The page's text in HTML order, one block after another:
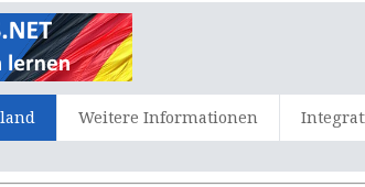
Weitere Informationen